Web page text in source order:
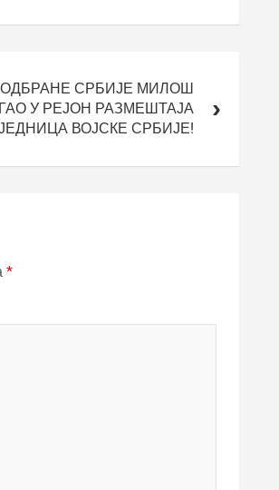
СРБИЈЕ МИЛОШ
У РЕЈОН РАЗМЕШТАЈА
ВОЈСКЕ СРБИЈЕ!
*